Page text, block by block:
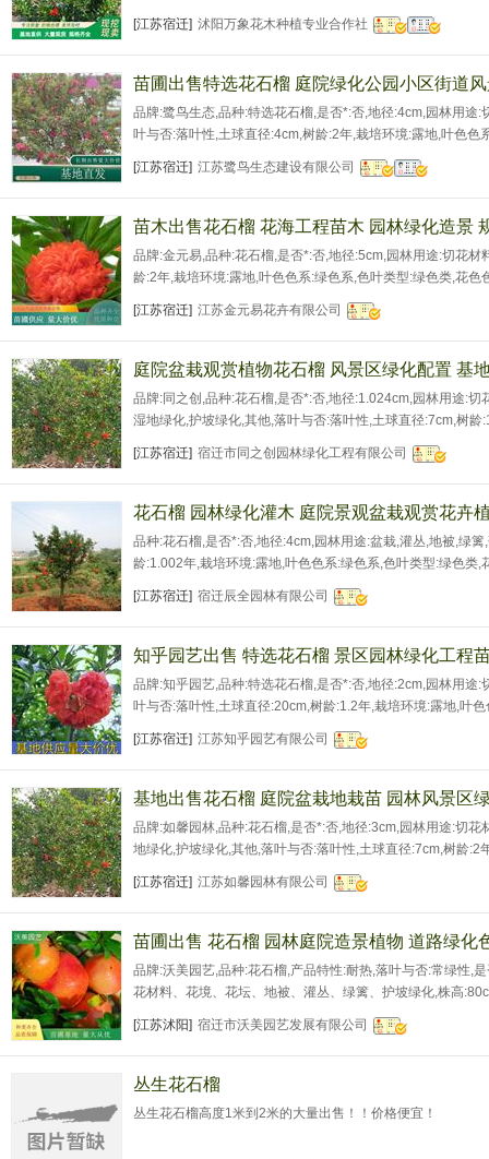
性:中性,果期:8月,栽培环境:露地,可售卖地:*
[江苏宿迁] 沭阳万象花木种植专业合作社
苗圃出售特选花石榴 庭院绿化公园小区街道
品牌:鹭鸟生态,品种:特选花石榴,是否*:否,地径:4cm,园林用途:
叶与否:落叶性,土球直径:4cm,树龄:2年,栽培环境:露地,叶色色
造型,主要观赏部位:观叶,株高:30cm,蓬径:5cm,可售卖地:北京
江;上海;江苏;浙江;安徽;福建;江西;山东;河南;湖北;湖南;
[江苏宿迁] 江苏鹭鸟生态建设有限公司
苗木出售花石榴 花海工程苗木 园林绿化造景
品牌:金元易,品种:花石榴,是否*:否,地径:5cm,园林用途:切花材
龄:2年,栽培环境:露地,叶色色系:绿色系,色叶类型:绿色类,花色
主要观赏部位:观花,株高:80cm,可售卖地:北京;天津;河北;山
江;安徽;福建;江西;山东;河南;湖北;湖南;广东;广西;海南;重
[江苏宿迁] 江苏金元易花卉有限公司
庭院盆栽观赏植物花石榴 风景区绿化配置 基
品牌:同之创,品种:花石榴,是否*:否,地径:1.024cm,园林用途:切
湿地绿化,护坡绿化,其他,落叶与否:落叶性,土球直径:7cm,树
色系,色叶类型:春色叶,花色色系:橙色系,花期:2.01月,树形:特
高:1.0035cm,蓬径:1.003cm,生长地区:1.0225,可售
[江苏宿迁] 宿迁市同之创园林绿化工程有限公司
花石榴 园林绿化灌木 庭院景观盆栽观赏花卉
品种:花石榴,是否*:否,地径:4cm,园林用途:盆栽,灌丛,地被,绿
龄:1.002年,栽培环境:露地,叶色色系:绿色系,色叶类型:绿色类,
殊造型,主要观赏部位:观花,株高:180cm,蓬径:1.003cm,生长
[江苏宿迁] 宿迁辰全园林有限公司
知乎园艺出售 特选花石榴 景区园林绿化工程
品牌:知乎园艺,品种:特选花石榴,是否*:否,地径:2cm,园林用途:
叶与否:落叶性,土球直径:20cm,树龄:1.2年,栽培环境:露地,叶
系:红色系,花期:3月,树形:特殊造型,主要观赏部位:观花,株高
内蒙古;辽宁;吉林;黑龙江;上海;江苏;浙江;安徽;福建;江西;
[江苏宿迁] 江苏知乎园艺有限公司
基地出售花石榴 庭院盆栽地栽苗 园林风景区
品牌:如馨园林,品种:花石榴,是否*:否,地径:3cm,园林用途:切花
地绿化,护坡绿化,其他,落叶与否:落叶性,土球直径:7cm,树龄:2
叶类型:春色叶,花色色系:红色系,花期:5月,树形:特殊造型,主
生长地区:江苏宿迁,可售卖地:北京;天津;河北;山西;内蒙古;
[江苏宿迁] 江苏如馨园林有限公司
苗圃出售 花石榴 园林庭院造景植物 道路绿化
品牌:沃美园艺,品种:花石榴,产品特性:耐热,落叶与否:常绿性,
花材料、花境、花坛、地被、灌丛、绿篱、护坡绿化,株高
年,栽培环境:露地,树形:特殊造形,主要观赏部位:观果,果期:4月
[江苏沭阳] 宿迁市沃美园艺发展有限公司
丛生花石榴
丛生花石榴高度1米到2米的大量出售！！价格便宜！